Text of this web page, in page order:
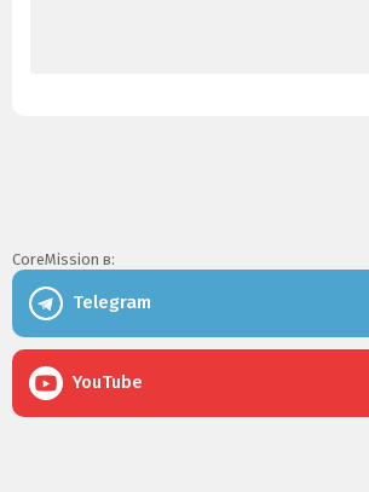
CoreMission в:
Telegram
YouTube